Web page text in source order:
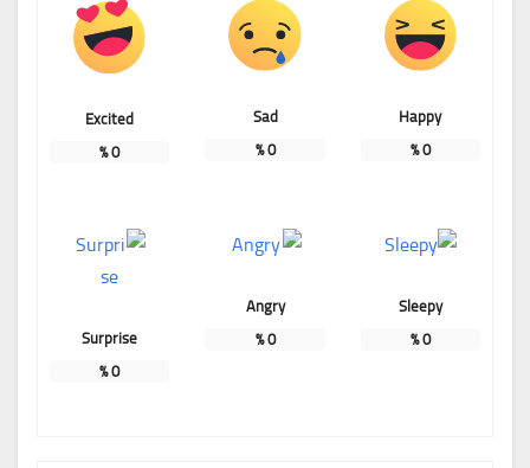
Happy
0
%
Sad
0
%
Excited
0
%
Sleepy
0
%
Angry
0
%
Surprise
0
%